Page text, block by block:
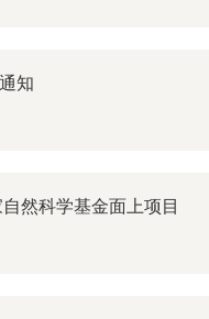
知
然科学基金面上项目